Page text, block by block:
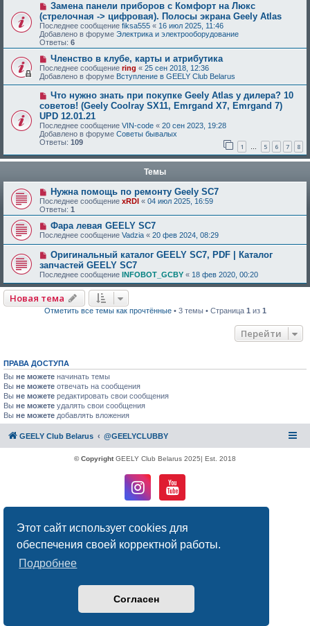
Этот сайт использует cookies для
обеспечения своей корректной работы.
Подробнее
Согласен
Замена панели приборов с Комфорт на Люкс
(стрелочная -> цифровая). Полосы экрана Geely Atlas
Последнее сообщение fiksa555 « 16 июл 2025, 11:46
Добавлено в форуме Электрика и электрооборудование
Ответы: 6
Членство в клубе, карты и атрибутика
Последнее сообщение ring « 25 сен 2018, 12:36
Добавлено в форуме Вступление в GEELY Club Belarus
Что нужно знать при покупке Geely Atlas у дилера? 10
советов! (Geely Coolray SX11, Emrgand X7, Emrgand 7)
UPD 12.01.21
Последнее сообщение VIN-code « 20 сен 2023, 19:28
Добавлено в форуме Советы бывалых
Ответы: 109 1 … 5 6 7 8
Темы
Нужна помощь по ремонту Geely SC7
Последнее сообщение xRDI « 04 июл 2025, 16:59
Ответы: 1
Фара левая GEELY SC7
Последнее сообщение Vadzia « 20 фев 2024, 08:29
Оригинальный каталог GEELY SC7, PDF | Каталог
запчастей GEELY SC7
Последнее сообщение INFOBOT_GCBY « 18 фев 2020, 00:20
Новая тема
Отметить все темы как прочтённые• 3 темы • Страница 1 из 1
Перейти
ПРАВА ДОСТУПА
Вы не можете начинать темы
Вы не можете отвечать на сообщения
Вы не можете редактировать свои сообщения
Вы не можете удалять свои сообщения
Вы не можете добавлять вложения
GEELY Club Belarus @GEELYCLUBBY
© CopyrightGEELY Club Belarus 2025| Est. 2018
Русская поддержка phpBB
Конфиденциальность |